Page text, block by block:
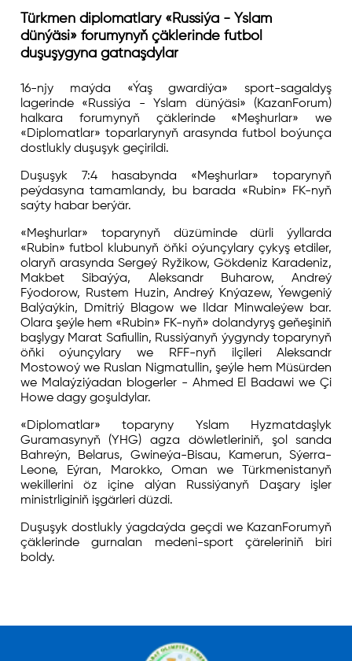
Türkmen diplomatlary «Russiýa - Yslam
dünýäsi» forumynyň çäklerinde futbol
duşuşygyna gatnaşdylar
16-njy maýda «Ýaş gwardiýa» sport-sagaldyş
lagerinde «Russiýa - Yslam dünýäsi» (KazanForum)
halkara forumynyň çäklerinde «Meşhurlar» we
«Diplomatlar» toparlarynyň arasynda futbol boýunça
dostlukly duşuşyk geçirildi.
Duşuşyk 7:4 hasabynda «Meşhurlar» toparynyň
peýdasyna tamamlandy, bu barada «Rubin» FK-nyň
saýty habar berýär.
«Meşhurlar» toparynyň düzüminde dürli ýyllarda
«Rubin» futbol klubunyň öňki oýunçylary çykyş etdiler,
olaryň arasynda Sergeý Ryžikow, Gökdeniz Karadeniz,
Makbet Sibaýýa, Aleksandr Buharow, Andreý
Fýodorow, Rustem Huzin, Andreý Knýazew, Ýewgeniý
Balýaýkin, Dmitriý Blagow we Ildar Minwaleýew bar.
Olara şeýle hem «Rubin» FK-nyň» dolandyryş geňeşiniň
başlygy Marat Safiullin, Russiýanyň ýygyndy toparynyň
öňki oýunçylary we RFF-nyň ilçileri Aleksandr
Mostowoý we Ruslan Nigmatullin, şeýle hem Müsürden
we Malaýziýadan blogerler - Ahmed El Badawi we Çi
Howe dagy goşuldylar.
«Diplomatlar» toparyny Yslam Hyzmatdaşlyk
Guramasynyň (YHG) agza döwletleriniň, şol sanda
Bahreýn, Belarus, Gwineýa-Bisau, Kamerun, Sýerra-
Leone, Eýran, Marokko, Oman we Türkmenistanyň
wekillerini öz içine alýan Russiýanyň Daşary işler
ministrliginiň işgärleri düzdi.
Duşuşyk dostlukly ýagdaýda geçdi we KazanForumyň
çäklerinde gurnalan medeni-sport çäreleriniň biri
boldy.